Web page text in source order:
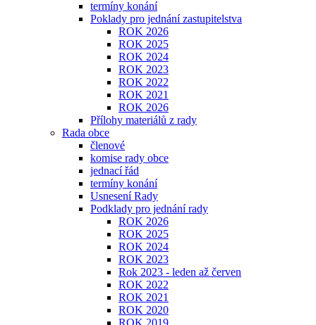
termíny konání
Poklady pro jednání zastupitelstva
ROK 2026
ROK 2025
ROK 2024
ROK 2023
ROK 2022
ROK 2021
ROK 2026
Přílohy materiálů z rady
Rada obce
členové
komise rady obce
jednací řád
termíny konání
Usnesení Rady
Podklady pro jednání rady
ROK 2026
ROK 2025
ROK 2024
ROK 2023
Rok 2023 - leden až červen
ROK 2022
ROK 2021
ROK 2020
ROK 2019